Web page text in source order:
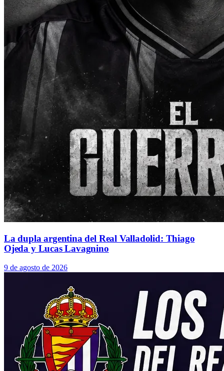
La dupla argentina del Real Valladolid: Thiago
Ojeda y Lucas Lavagnino
9 de agosto de 2026